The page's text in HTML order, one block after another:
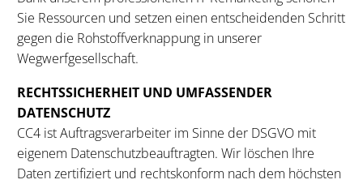
Sie Ressourcen und setzen einen entscheidenden Schritt
gegen die Rohstoffverknappung in unserer
Wegwerfgesellschaft.
RECHTSSICHERHEIT UND UMFASSENDER
DATENSCHUTZ
CC4 ist Auftragsverarbeiter im Sinne der DSGVO mit
eigenem Datenschutzbeauftragten. Wir löschen Ihre
Daten zertifiziert und rechtskonform nach dem höchsten